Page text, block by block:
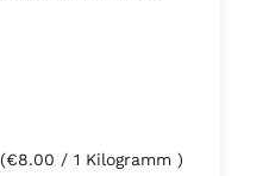
(€8.00 / 1 Kilogramm )